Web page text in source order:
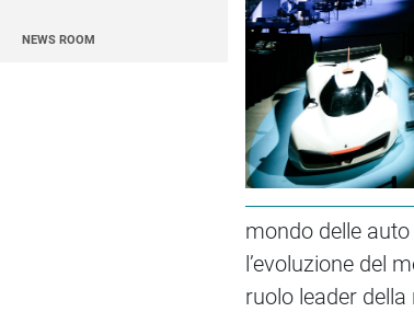
mondo delle
l’evoluzione del
ruolo leader
NEWS ROOM